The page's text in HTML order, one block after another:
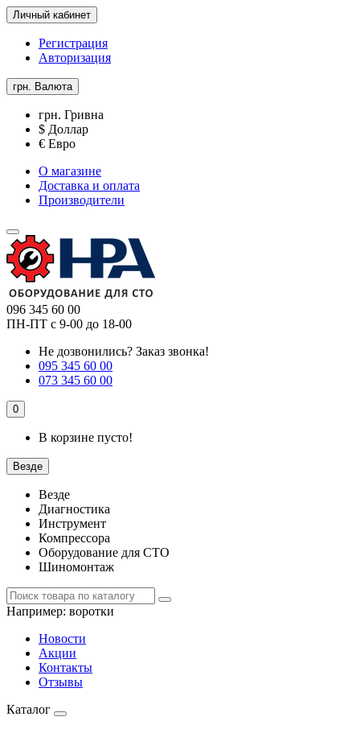
Личный кабинет
Регистрация
Авторизация
грн. Валюта
грн. Гривна
$ Доллар
€ Евро
О магазине
Доставка и оплата
Производители
096 345 60 00
ПН-ПТ с 9-00 до 18-00
Не дозвонились? Заказ звонка!
095 345 60 00
073 345 60 00
0
В корзине пусто!
Везде
Везде
Диагностика
Инструмент
Компрессора
Оборудование для СТО
Шиномонтаж
Например: воротки
Новости
Акции
Контакты
Отзывы
Каталог